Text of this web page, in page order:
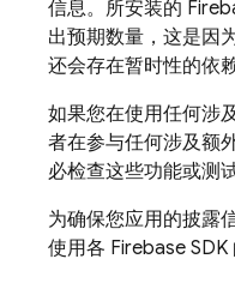
信息。所安装的
出预期数量，这是因
还会存在暂时性的依
如果您在使用任何涉
者在参与任何涉及额
必检查这些功能或测
为确保您应用的披露
使用各 Firebase SDK